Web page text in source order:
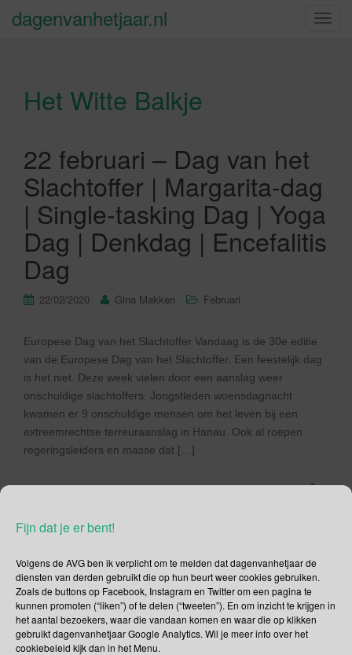
Fijn dat je er bent!
Volgens de AVG ben ik verplicht om te melden dat dagenvanhetjaar de
diensten van derden gebruikt die op hun beurt weer cookies gebruiken.
Zoals de buttons op Facebook, Instagram en Twitter om een pagina te
kunnen promoten (“liken”) of te delen (“tweeten”). En om inzicht te krijgen in
het aantal bezoekers, waar die vandaan komen en waar die op klikken
gebruikt dagenvanhetjaar Google Analytics. Wil je meer info over het
cookiebeleid kijk dan in het Menu.
S
g
a
t
dagenvanhetjaar.nl
Het Witte Balkje
22 februari – Dag van het
Slachtoffer | Margarita-dag
| Single-tasking Dag | Yoga
Dag | Denkdag | Encefalitis
Dag
22/02/2020 Gina Makken Februari
Europese Dag van het Slachtoffer Vandaag is de 30e editie
van de Europese Dag van het Slachtoffer. Een feestelijk dag
is het niet. Deze week vielen door een aanslag weer
onschuldige slachtoffers. Jongstleden woensdagnacht
kwamen er 9 onschuldige mensen om het leven bij een
extreemrechtse terreuraanslag in Hanau. Ook al roepen
regeringsleiders en masse dat […]
Lees verder
Social Media
Je kunt me volgen op